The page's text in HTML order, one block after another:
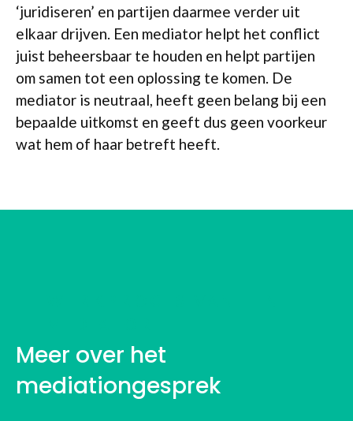
‘juridiseren’ en partijen daarmee verder uit
elkaar drijven. Een mediator helpt het conflict
juist beheersbaar te houden en helpt partijen
om samen tot een oplossing te komen. De
mediator is neutraal, heeft geen belang bij een
bepaalde uitkomst en geeft dus geen voorkeur
wat hem of haar betreft heeft.
Meer over het
mediationgesprek